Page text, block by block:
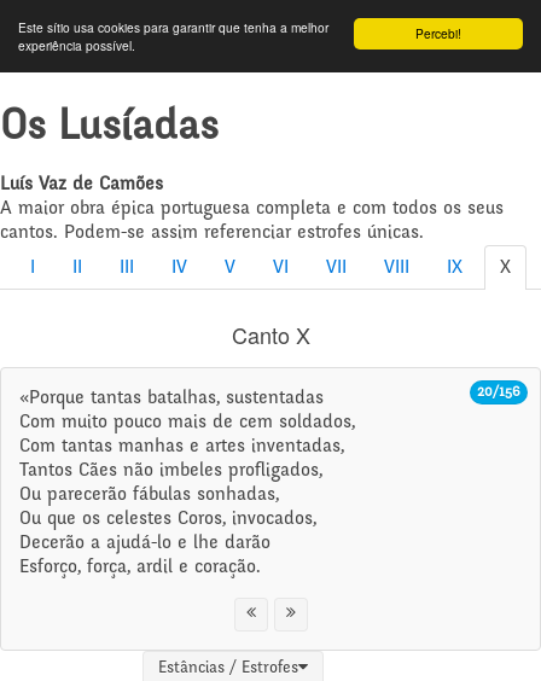
Percebi!
Este sítio usa cookies para garantir que tenha a melhor
experiência possível.
Os Lusíadas
Luís Vaz de Camões
A maior obra épica portuguesa completa e com todos os seus
cantos. Podem-se assim referenciar estrofes únicas.
IV V VI VII VIII IX X
Canto X
20/156
«Porque tantas batalhas, sustentadas
Com muito pouco mais de cem soldados,
Com tantas manhas e artes inventadas,
Tantos Cães não imbeles profligados,
Ou parecerão fábulas sonhadas,
Ou que os celestes Coros, invocados,
Decerão a ajudá-lo e lhe darão
Esforço, força, ardil e coração.
Estâncias / Estrofes